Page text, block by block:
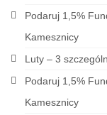
Podaruj 1,5%
Kamesznicy
Luty – 3
Podaruj 1,5%
Kamesznicy